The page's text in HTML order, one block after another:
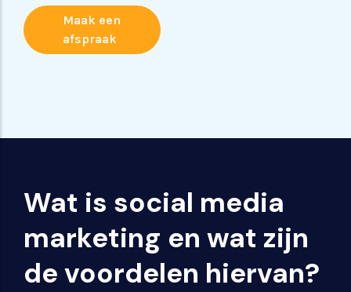
Maak een
afspraak
Wat is social media
marketing en wat zijn
de voordelen hiervan?